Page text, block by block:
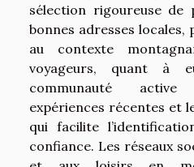
sélection rigoureuse
bonnes adresses
au contexte
voyageurs, quant à
communauté
expériences récentes et
qui facilite
confiance. Les réseaux